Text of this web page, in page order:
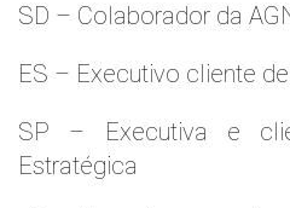
SD – Colaborador da
ES – Executivo cliente
SP – Executiva e
Estratégica